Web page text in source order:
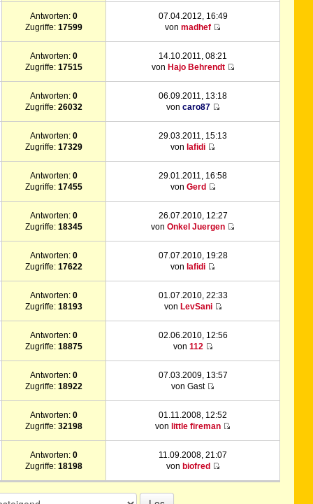
Antworten:0
Zugriffe:17599
07.04.2012, 16:49
vonmadhef
Antworten:0
Zugriffe:17515
14.10.2011, 08:21
von Hajo Behrendt
Antworten:0
Zugriffe:26032
06.09.2011, 13:18
von caro87
Antworten:0
Zugriffe:17329
29.03.2011, 15:13
von lafidi
Antworten:0
Zugriffe:17455
29.01.2011, 16:58
von Gerd
Antworten:0
Zugriffe:18345
26.07.2010, 12:27
vonOnkel Juergen
Antworten:0
Zugriffe:17622
07.07.2010, 19:28
von lafidi
Antworten:0
Zugriffe:18193
01.07.2010, 22:33
von LevSani
Antworten:0
Zugriffe:18875
02.06.2010, 12:56
von 112
Antworten:0
Zugriffe:18922
07.03.2009, 13:57
von Gast
Antworten:0
Zugriffe:32198
01.11.2008, 12:52
von little fireman
Antworten:0
Zugriffe:18198
11.09.2008, 21:07
von biofred